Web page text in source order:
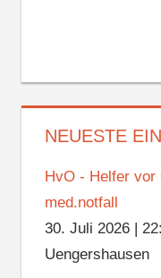
NEUESTE
HvO - Helfer vor
med.notfall
30. Juli 2026|
Uengershausen